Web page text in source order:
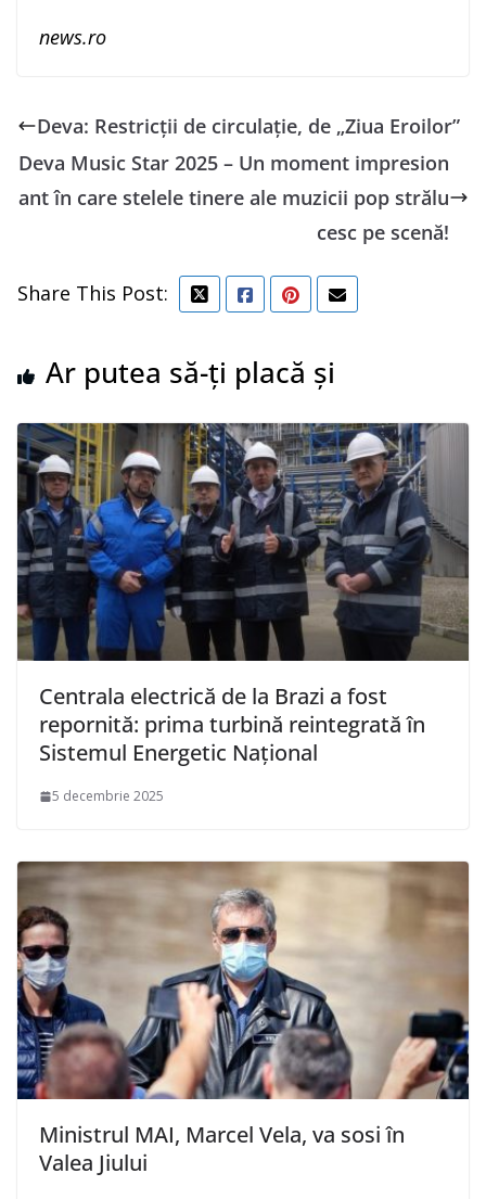
news.ro
Deva: Restricții de circulație, de „Ziua Eroilor”
Deva Music Star 2025 – Un moment impresion
ant în care stelele tinere ale muzicii pop strălu
cesc pe scenă!
Share This Post:
Ar putea să-ți placă și
Centrala electrică de la Brazi a fost
repornită: prima turbină reintegrată în
Sistemul Energetic Național
5 decembrie 2025
Ministrul MAI, Marcel Vela, va sosi în
Valea Jiului